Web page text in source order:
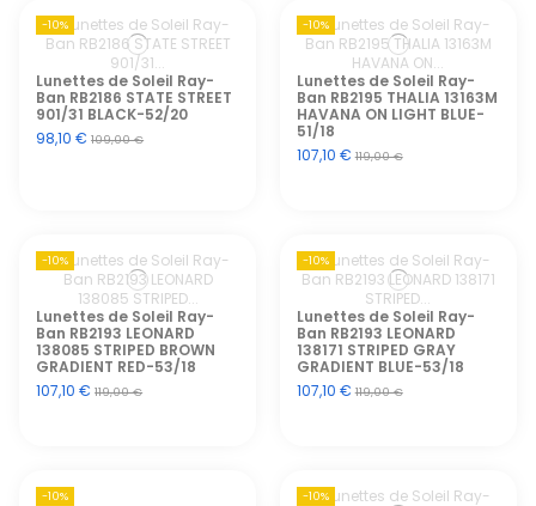
-10%
Lunettes de Soleil Ray-
Ban RB2186 STATE STREET
901/31 BLACK-52/20
98,10 €109,00 €
-10%
Lunettes de Soleil Ray-
Ban RB2195 THALIA 13163M
HAVANA ON LIGHT BLUE-
51/18
107,10 €119,00 €
-10%
Lunettes de Soleil Ray-
Ban RB2193 LEONARD
138085 STRIPED BROWN
GRADIENT RED-53/18
107,10 €119,00 €
-10%
Lunettes de Soleil Ray-
Ban RB2193 LEONARD
138171 STRIPED GRAY
GRADIENT BLUE-53/18
107,10 €119,00 €
-10% -10%